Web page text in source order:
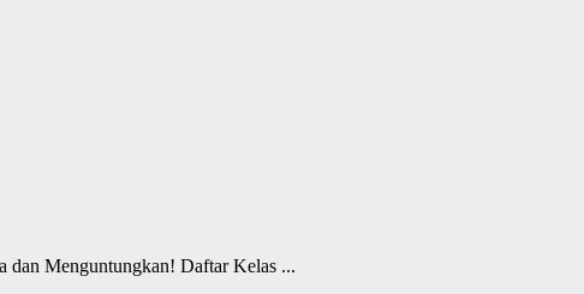
Menguntungkan! Daftar Kelas ...